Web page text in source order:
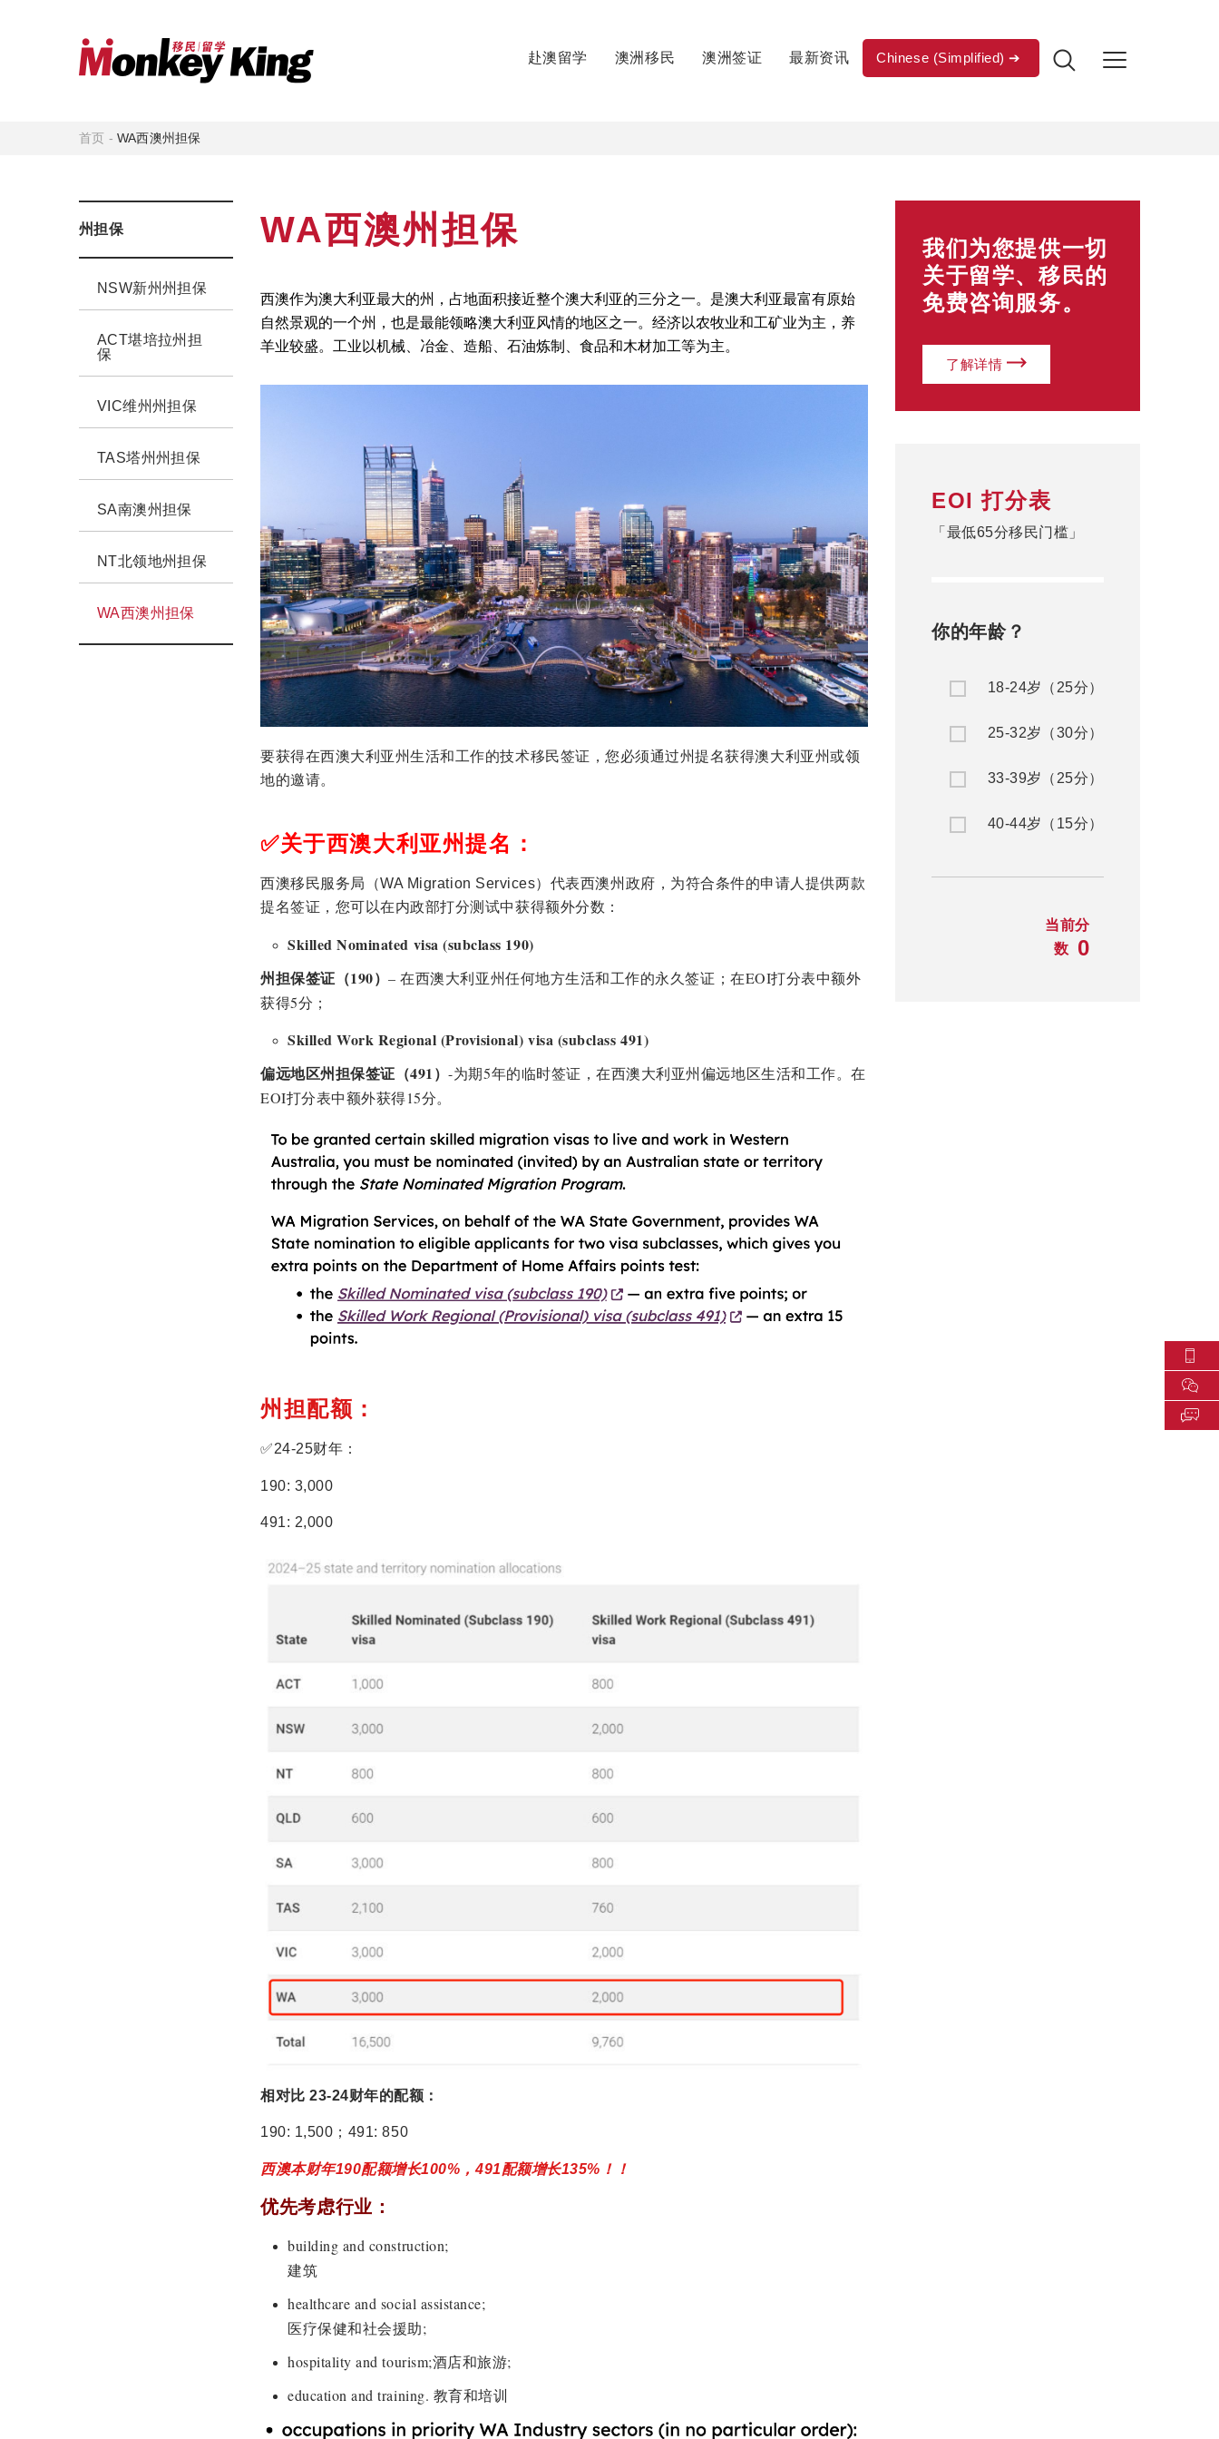
赴澳留学 澳洲移民 澳洲签证 最新资讯 Chinese (Simplified)
首页 -WA西澳州担保
州担保
NSW新州州担保
ACT堪培拉州担
保
VIC维州州担保
TAS塔州州担保
SA南澳州担保
NT北领地州担保
WA西澳州担保
WA西澳州担保
西澳作为澳大利亚最大的州，占地面积接近整个澳大利亚的三分之一。是澳大利亚最富有原始
自然景观的一个州，也是最能领略澳大利亚风情的地区之一。经济以农牧业和工矿业为主，养
羊业较盛。工业以机械、冶金、造船、石油炼制、食品和木材加工等为主。
要获得在西澳大利亚州生活和工作的技术移民签证，您必须通过州提名获得澳大利亚州或领
地的邀请。
✅关于西澳大利亚州提名：
西澳移民服务局（WA Migration Services）代表西澳州政府，为符合条件的申请人提供两款
提名签证，您可以在内政部打分测试中获得额外分数：
Skilled Nominated visa (subclass 190)
州担保签证（190）– 在西澳大利亚州任何地方生活和工作的永久签证；在EOI打分表中额外
获得5分；
Skilled Work Regional (Provisional) visa (subclass 491)
偏远地区州担保签证（491）-为期5年的临时签证，在西澳大利亚州偏远地区生活和工作。在
EOI打分表中额外获得15分。
州担配额：
✅24-25财年：
190: 3,000
491: 2,000
相对比 23-24财年的配额：
190: 1,500；491: 850
西澳本财年190配额增长100%，491配额增长135%！！
优先考虑行业：
building and construction;
建筑
healthcare and social assistance;
医疗保健和社会援助;
hospitality and tourism;酒店和旅游;
education and training. 教育和培训
我们为您提供一切
关于留学、移民的
免费咨询服务。
了解详情
EOI 打分表
「最低65分移民门槛」
你的年龄？
18-24岁（25分）
25-32岁（30分）
33-39岁（25分）
40-44岁（15分）
当前分
数
0